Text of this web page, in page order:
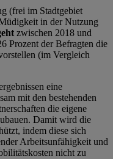
(frei im Stadtgebiet
in der Nutzung
zwischen 2018 und
Prozent der Befragten die
(im Vergleich
eine
mit den bestehenden
die eigene
Damit wird die
indem diese sich
Arbeitsunfähigkeit und
nicht zu